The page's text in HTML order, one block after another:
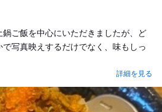
ご飯を中心にいただきましたが、ど
写真映えするだけでなく、味もしっ
詳細を見る